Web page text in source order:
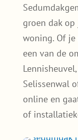
groen dak
woning. Of
een van de
Selissenwal
online en
of